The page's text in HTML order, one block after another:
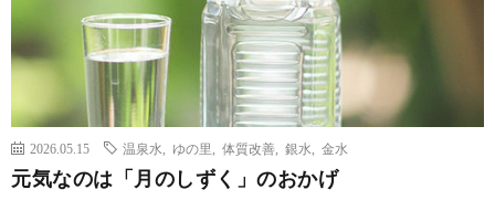
2026.05.15 温泉水 ゆの里 体質改善 銀水 金水
元気なのは「月のしずく」のおかげ